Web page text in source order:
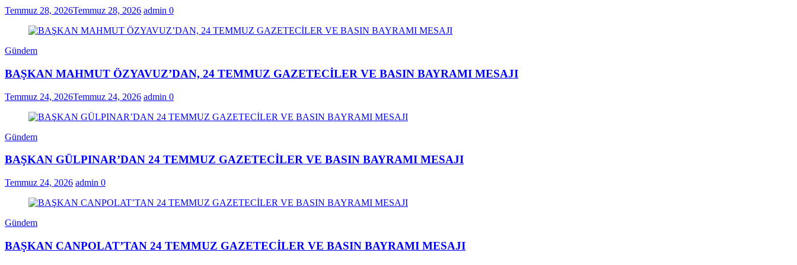
Temmuz 28, 2026Temmuz 28, 2026 admin 0
Gündem
BAŞKAN MAHMUT ÖZYAVUZ’DAN, 24 TEMMUZ GAZETECİLER VE BASIN BAYRAMI MESAJI
Temmuz 24, 2026Temmuz 24, 2026 admin 0
Gündem
BAŞKAN GÜLPINAR’DAN 24 TEMMUZ GAZETECİLER VE BASIN BAYRAMI MESAJI
Temmuz 24, 2026 admin 0
Gündem
BAŞKAN CANPOLAT’TAN 24 TEMMUZ GAZETECİLER VE BASIN BAYRAMI MESAJI